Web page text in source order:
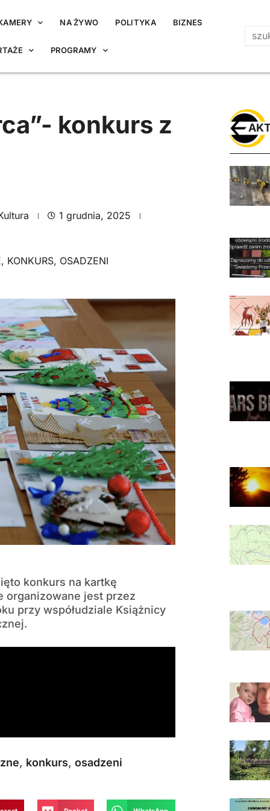
NA ŻYWO POLITYKA BIZNES
PROGRAMY
konkurs z
1 grudnia, 2025
, KONKURS, OSADZENI
konkurs na kartkę
organizowane jest przez
przy współudziale Książnicy
, konkurs, osadzeni